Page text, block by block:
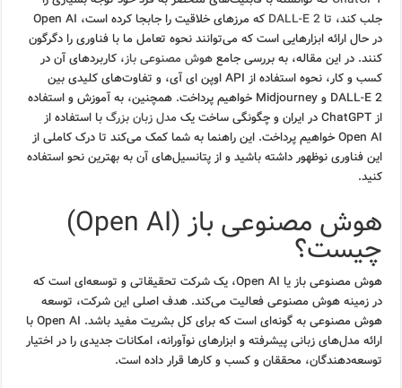
جلب کند، تاDALL-E 2
که مرزهای خلاقیت را جابجا کرده است، Open AI
در حال ارائه ابزارهایی است که می‌توانند نحوه تعامل ما با فناوری را دگرگون
کنند. در این مقاله، به بررسی جامعهوش مصنوعی باز، کاربردهای آن در
کسب و کار، نحوه استفاده از API اوپن ای آی، و تفاوت‌های کلیدی بین
DALL-E 2 و Midjourney خواهیم پرداخت. همچنین، به آموزش و استفاده
از ChatGPT در ایران و چگونگی ساخت یک
مدل زبان بزرگبا استفاده از
Open AI خواهیم پرداخت. این راهنما به شما کمک می‌کند تا درک کاملی از
این فناوری نوظهور داشته باشید و از پتانسیل‌های آن به بهترین نحو استفاده
کنید.
هوش مصنوعی باز (Open AI)
چیست؟
هوش مصنوعی باز یا Open AI، یک شرکت تحقیقاتی و توسعه‌ای است که
در زمینه هوش مصنوعی فعالیت می‌کند. هدف اصلی این شرکت، توسعه
هوش مصنوعی به گونه‌ای است که برای کل بشریت مفید باشد. Open AI با
ارائه مدل‌های زبانی پیشرفته و ابزارهای نوآورانه، امکانات جدیدی را در اختیار
توسعه‌دهندگان، محققان و کسب و کارها قرار داده است.